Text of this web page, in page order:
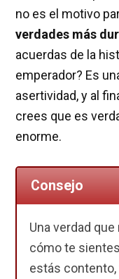
no es el motivo
verdades más
acuerdas de la
emperador? Es
asertividad, y al
crees que es
enorme.
Consejo
Una verdad
cómo te
estás